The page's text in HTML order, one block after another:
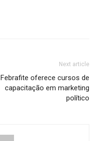
Next article
Febrafite oferece cursos de
capacitação em marketing
político